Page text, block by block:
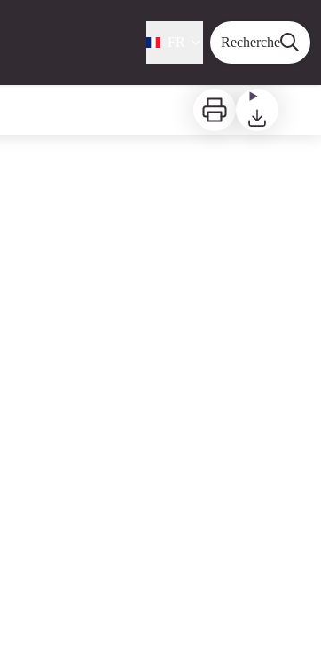
Recherche
Imprimer Télécharger